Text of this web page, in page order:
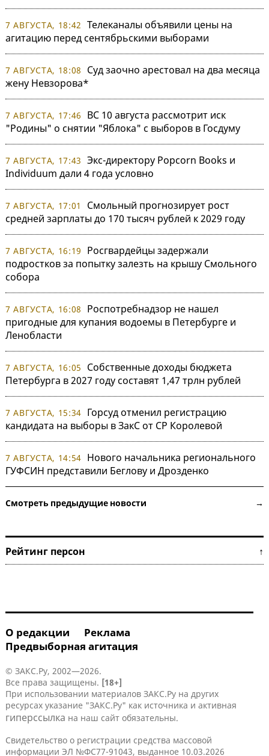
7 АВГУСТА, 18:42 Телеканалы объявили цены на
агитацию перед сентябрьскими выборами
7 АВГУСТА, 18:08
Суд заочно арестовал на два месяца
жену Невзорова*
7 АВГУСТА, 17:46
ВС 10 августа рассмотрит иск
"Родины" о снятии "Яблока" с выборов в Госдуму
7 АВГУСТА, 17:43 Экс-директору Popcorn Books и
Individuum дали 4 года условно
7 АВГУСТА, 17:01
Смольный прогнозирует рост
средней зарплаты до 170 тысяч рублей к 2029 году
7 АВГУСТА, 16:19
Росгвардейцы задержали
подростков за попытку залезть на крышу Смольного
собора
7 АВГУСТА, 16:08
Роспотребнадзор не нашел
пригодные для купания водоемы в Петербурге и
Ленобласти
7 АВГУСТА, 16:05
Собственные доходы бюджета
Петербурга в 2027 году составят 1,47 трлн рублей
7 АВГУСТА, 15:34 Горсуд отменил регистрацию
кандидата на выборы в ЗакС от СР Королевой
7 АВГУСТА, 14:54 Нового начальника регионального
ГУФСИН представили Беглову и Дрозденко
Смотреть предыдущие новости →
Рейтинг персон ↑
О редакции
Реклама
Предвыборная агитация
© ЗАКС.Ру, 2002—2026.
Все права защищены. [18+]
При использовании материалов ЗАКС.Ру на других
ресурсах указание "ЗАКС.Ру" как источника и активная
гиперссылка на наш сайт обязательны.
Свидетельство о регистрации средства массовой
информации ЭЛ №ФС77-91043, выданное 10.03.2026